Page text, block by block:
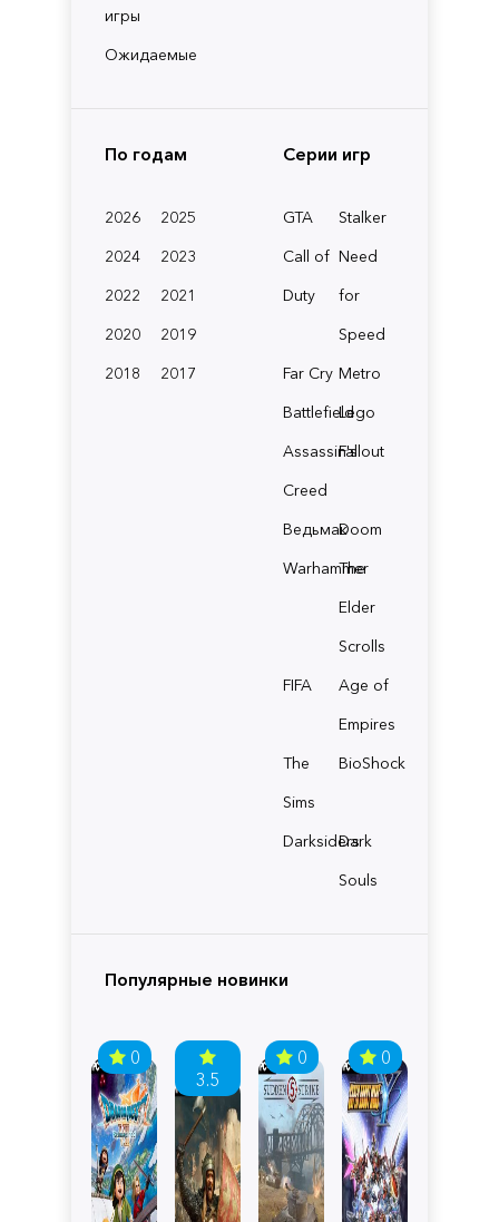
игры
Ожидаемые
По годам
2026
2025
2024
2023
2022
2021
2020
2019
2018
2017
Серии игр
GTA
Stalker
Call of
Duty
Need
for
Speed
Far Cry Metro
BattlefieldLego
Assassin's
Creed
Fallout
ВедьмакDoom
Warhammer
The
Elder
Scrolls
FIFA
Age of
Empires
The
Sims
BioShock
Darksiders
Dark
Souls
Популярные новинки
0
3.5
0 0